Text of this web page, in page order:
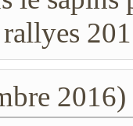
2016)